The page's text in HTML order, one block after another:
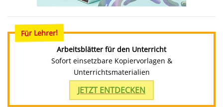
Für Lehrer!
Arbeitsblätter für den Unterricht
Sofort einsetzbare Kopiervorlagen &
Unterrichtsmaterialien
JETZT ENTDECKEN